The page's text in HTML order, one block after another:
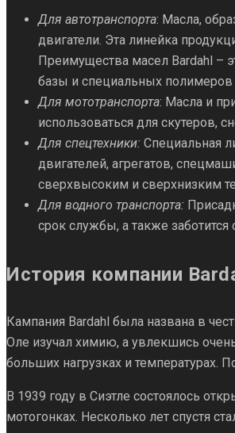
Для автотранспорта: Масла,
двигатели. Эта линейка
Преимущества масел Bardahl –
базы и специальных полимеров
Для мототранспорта: Масла и
использоваться для скутеров,
Для спецтехники: Специальная
двигателей, агрегатов,
сверхвысоким и сверхнизким
Для водного транспорта:
срок службы, а также
История компании
Кампания Bardahl была названа в
Оле изучал химию, а увлекшись
больших нагрузках и температурах.
В 1939 году в Сиэтле состоялось
мотогонках. Несколько лет спустя